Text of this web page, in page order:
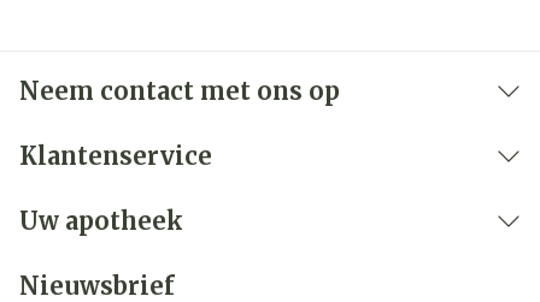
Neem contact met ons op
Klantenservice
Uw apotheek
Nieuwsbrief